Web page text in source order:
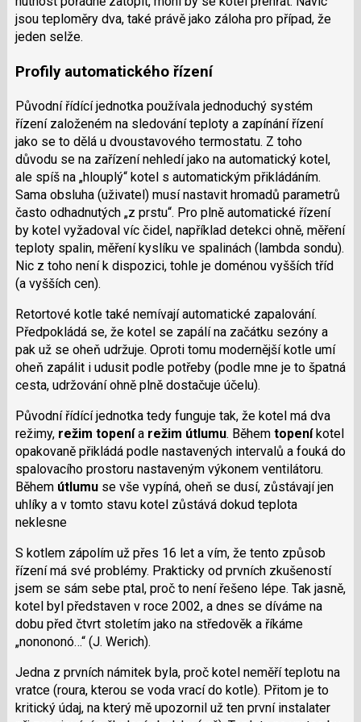
jsou teploměry dva, také právě jako záloha pro případ, že
jeden selže.
Profily automatického řízení
Původní řídící jednotka používala jednoduchý systém
řízení založeném na sledování teploty a zapínání řízení
jako se to dělá u dvoustavového termostatu. Z toho
důvodu se na zařízení nehledí jako na automatický kotel,
ale spíš na „hlouplý“ kotel s automatickým přikládáním.
Sama obsluha (uživatel) musí nastavit hromadů parametrů
často odhadnutých „z prstu“. Pro plně automatické řízení
by kotel vyžadoval víc čidel, například detekci ohně, měření
teploty spalin, měření kyslíku ve spalinách (lambda sondu).
Nic z toho není k dispozici, tohle je doménou vyšších tříd
(a vyšších cen).
Retortové kotle také nemívají automatické zapalování.
Předpokládá se, že kotel se zapálí na začátku sezóny a
pak už se oheň udržuje. Oproti tomu modernější kotle umí
oheň zapálit i udusit podle potřeby (podle mne je to špatná
cesta, udržování ohně plně dostačuje účelu).
Původní řídící jednotka tedy funguje tak, že kotel má dva
režimy, režim topenía režim útlumu. Během topeníkotel
opakovaně přikládá podle nastavených intervalů a fouká do
spalovacího prostoru nastaveným výkonem ventilátoru.
Během útlumuse vše vypíná, oheň se dusí, zůstávají jen
uhlíky a v tomto stavu kotel zůstává dokud teplota
neklesne
S kotlem zápolím už přes 16 let a vím, že tento způsob
řízení má své problémy. Prakticky od prvních zkušeností
jsem se sám sebe ptal, proč to není řešeno lépe. Tak jasně,
kotel byl představen v roce 2002, a dnes se díváme na
dobu před čtvrt stoletím jako na středověk a říkáme
„nonononó…“ (J. Werich).
Jedna z prvních námitek byla, proč kotel neměří teplotu na
vratce (roura, kterou se voda vrací do kotle). Přitom je to
kritický údaj, na který mě upozornil už ten první instalater